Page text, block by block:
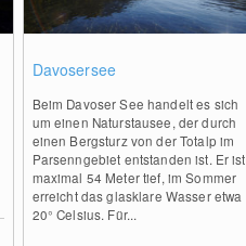
Davosersee
Beim Davoser See handelt es sich
um einen Naturstausee, der durch
einen Bergsturz von der Totalp im
Parsenngebiet entstanden ist. Er ist
maximal 54 Meter tief, im Sommer
erreicht das glasklare Wasser etwa
20° Celsius. Für...